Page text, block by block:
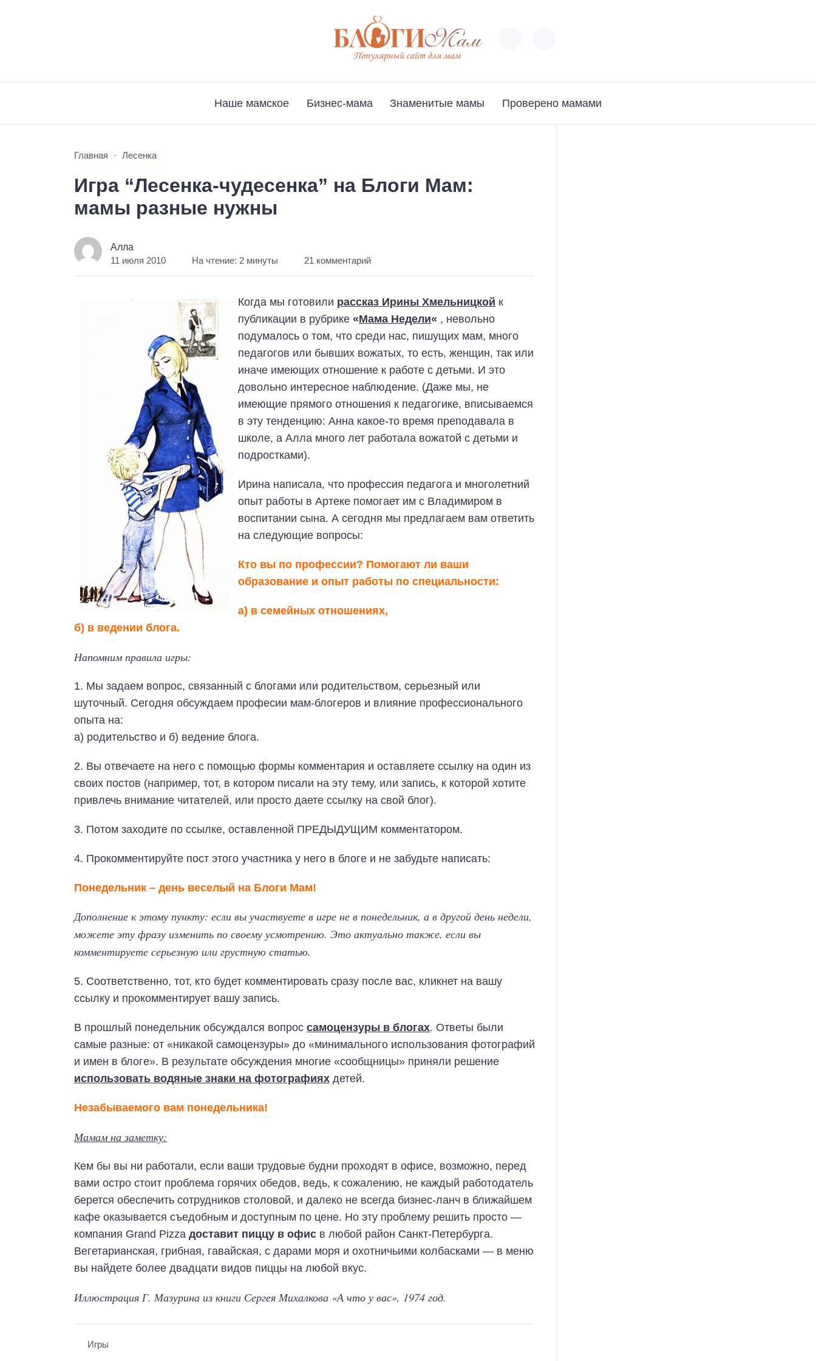
Наше мамское Бизнес-мама Знаменитые мамы Проверено мамами
Главная Лесенка
Игра “Лесенка-чудесенка” на Блоги Мам:
мамы разные нужны
Алла
11 июля 2010 На чтение: 2 минуты 21 комментарий
Когда мы готовили рассказ Ирины Хмельницкой к
публикации в рубрике «Мама Недели« , невольно
подумалось о том, что среди нас, пишущих мам, много
педагогов или бывших вожатых, то есть, женщин, так или
иначе имеющих отношение к работе с детьми. И это
довольно интересное наблюдение. (Даже мы, не
имеющие прямого отношения к педагогике, вписываемся
в эту тенденцию: Анна какое-то время преподавала в
школе, а Алла много лет работала вожатой с детьми и
подростками).
Ирина написала, что профессия педагога и многолетний
опыт работы в Артеке помогает им с Владимиром в
воспитании сына. А сегодня мы предлагаем вам ответить
на следующие вопросы:
Кто вы по профессии? Помогают ли ваши
образование и опыт работы по специальности:
а) в семейных отношениях,
б) в ведении блога.
Напомним правила игры:
1. Мы задаем вопрос, связанный с блогами или родительством, серьезный или
шуточный. Сегодня обсуждаем професии мам-блогеров и влияние профессионального
опыта на:
а) родительство и б) ведение блога.
2. Вы отвечаете на него с помощью формы комментария и оставляете ссылку на один из
своих постов (например, тот, в котором писали на эту тему, или запись, к которой хотите
привлечь внимание читателей, или просто даете ссылку на свой блог).
3. Потом заходите по ссылке, оставленной ПРЕДЫДУЩИМ комментатором.
4. Прокомментируйте пост этого участника у него в блоге и не забудьте написать:
Понедельник – день веселый на Блоги Мам!
Дополнение к этому пункту: если вы участвуете в игре не в понедельник, а в другой день недели,
можете эту фразу изменить по своему усмотрению. Это актуально также, если вы
комментируете серьезную или грустную статью.
5. Соответственно, тот, кто будет комментировать сразу после вас, кликнет на вашу
ссылку и прокомментирует вашу запись.
В прошлый понедельник обсуждался вопрос самоцензуры в блогах. Ответы были
самые разные: от «никакой самоцензуры» до «минимального использования фотографий
и имен в блоге». В результате обсуждения многие «сообщницы» приняли решение
использовать водяные знаки на фотографиях детей.
Незабываемого вам понедельника!
Мамам на заметку:
Кем бы вы ни работали, если ваши трудовые будни проходят в офисе, возможно, перед
вами остро стоит проблема горячих обедов, ведь, к сожалению, не каждый работодатель
берется обеспечить сотрудников столовой, и далеко не всегда бизнес-ланч в ближайшем
кафе оказывается съедобным и доступным по цене. Но эту проблему решить просто —
компания Grand Pizza доставит пиццу в офис в любой район Санкт-Петербурга.
Вегетарианская, грибная, гавайская, с дарами моря и охотничьими колбасками — в меню
вы найдете более двадцати видов пиццы на любой вкус.
Иллюстрация Г. Мазурина из книги Сергея Михалкова «А что у вас», 1974 год.
Игры